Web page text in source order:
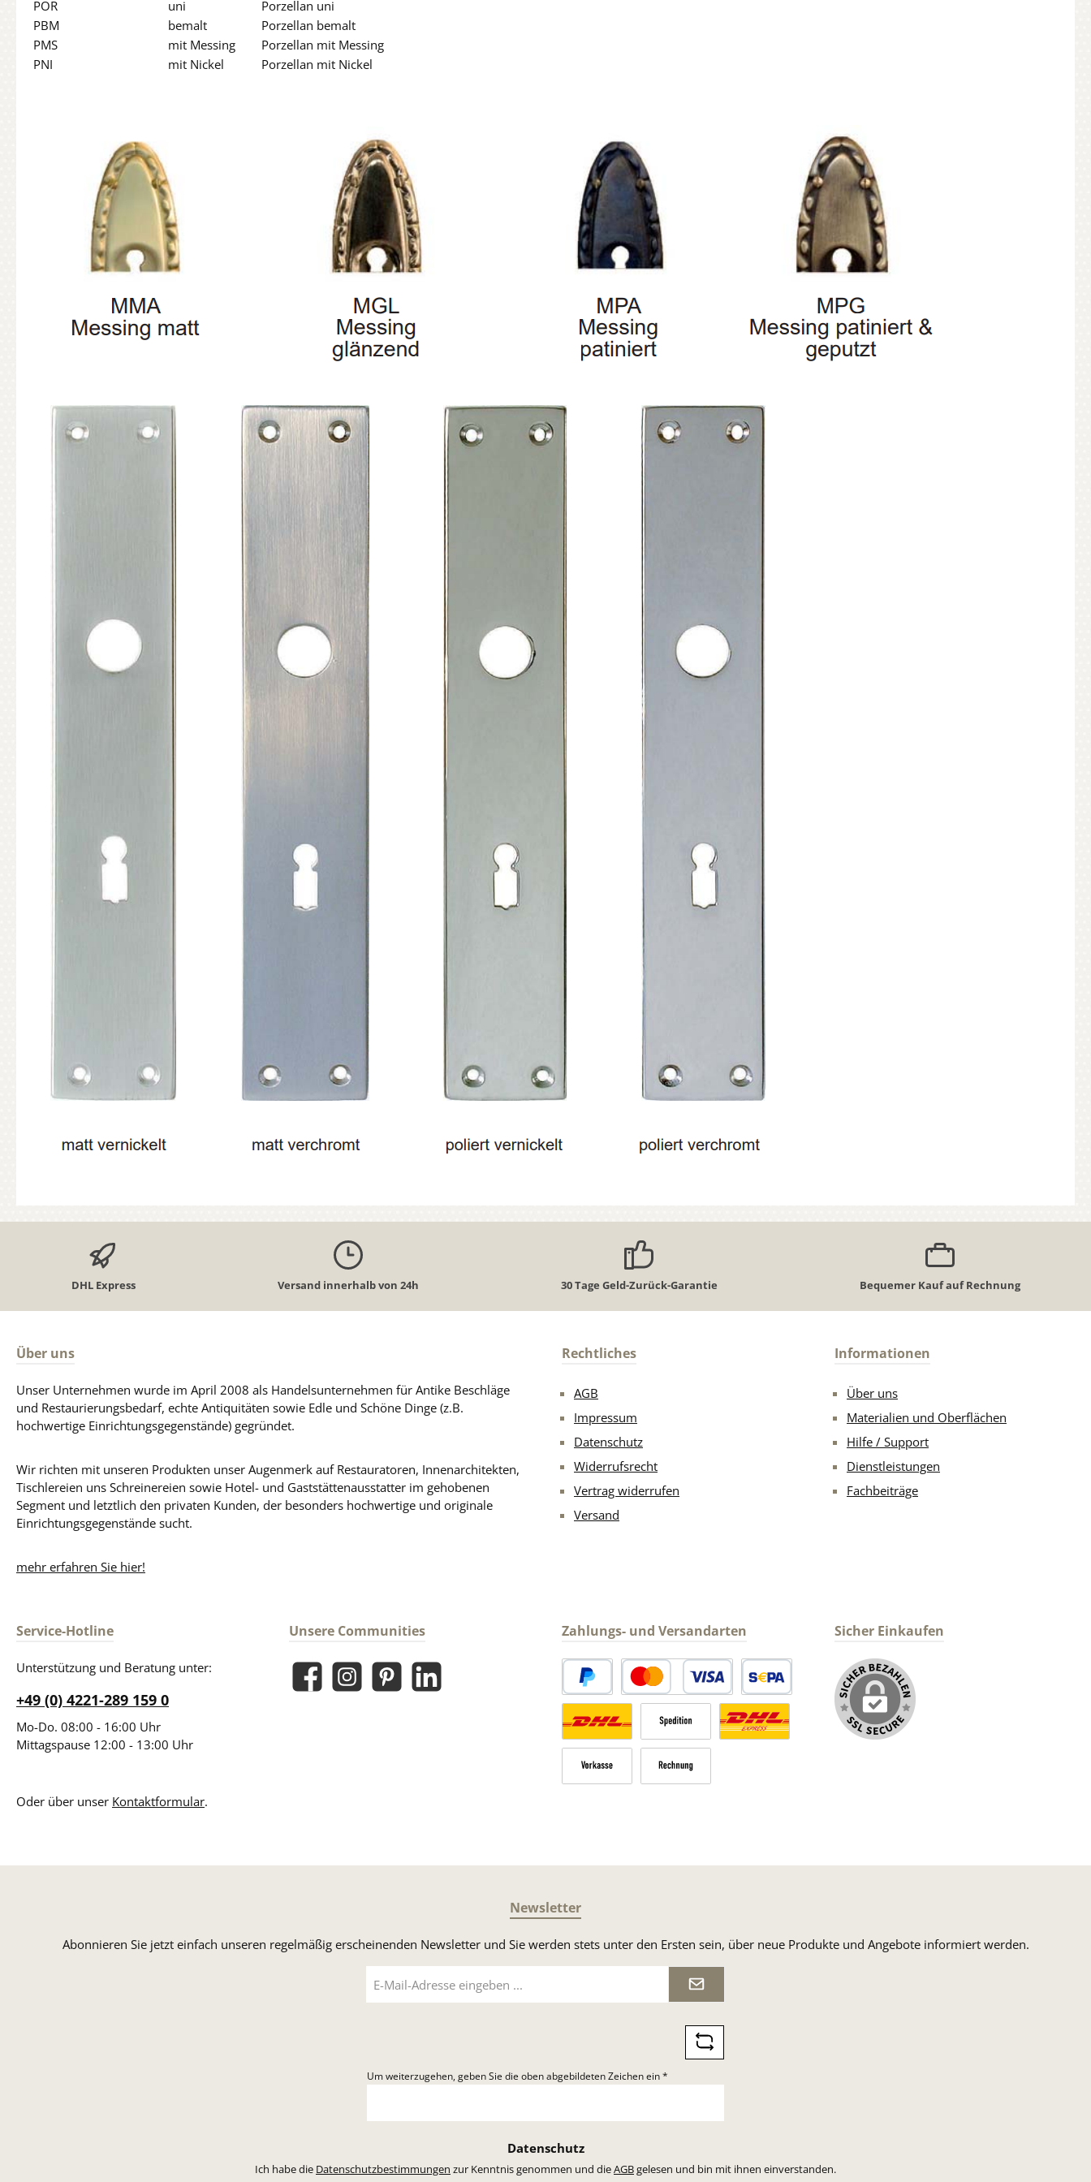
POR
uni
Porzellan uni
PBM
bemalt
Porzellan bemalt
PMS
mit Messing
Porzellan mit Messing
PNI
mit Nickel Porzellan mit Nickel
DHL Express Versand innerhalb von 24h 30 Tage Geld-Zurück-Garantie Bequemer Kauf auf Rechnung
Über uns
Unser Unternehmen wurde im April 2008 als Handelsunternehmen für Antike Beschläge
und Restaurierungsbedarf, echte Antiquitäten sowie Edle und Schöne Dinge (z.B.
hochwertige Einrichtungsgegenstände) gegründet.
Wir richten mit unseren Produkten unser Augenmerk auf Restauratoren, Innenarchitekten,
Tischlereien uns Schreinereien sowie Hotel- und Gaststättenausstatter im gehobenen
Segment und letztlich den privaten Kunden, der besonders hochwertige und originale
Einrichtungsgegenstände sucht.
mehr erfahren Sie hier!
Rechtliches
AGB
Impressum
Datenschutz
Widerrufsrecht
Vertrag widerrufen
Versand
Informationen
Über uns
Materialien und Oberflächen
Hilfe / Support
Dienstleistungen
Fachbeiträge
Service-Hotline
Unterstützung und Beratung unter:
+49 (0) 4221-289 159 0
Mo-Do. 08:00 - 16:00 Uhr
Mittagspause 12:00 - 13:00 Uhr
Oder über unser Kontaktformular.
Unsere Communities
FacebookInstagramPinterestLinkedIn
Zahlungs- und Versandarten
PayPal Kredit- oder DebitkarteSEPA Lastschrift
Versandkosten Deutschland normaler Versand Deutsche Post
Sperrgut
Sicher Einkaufen
Newsletter
Abonnieren Sie jetzt einfach unseren regelmäßig erscheinenden Newsletter und Sie werden stets unter den Ersten sein, über neue Produkte und Angebote informiert werden.
Mail-
Adresse
Um weiterzugehen, geben Sie die oben abgebildeten Zeichen ein*
Datenschutz
Ich habe die Datenschutzbestimmungen zur Kenntnis genommen und dieAGBgelesen und bin mit ihnen einverstanden.